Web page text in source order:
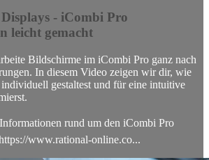
- iCombi Pro
leicht gemacht
Bildschirme im iCombi Pro ganz nach
In diesem Video zeigen wir dir, wie
gestaltest und für eine intuitive
rund um den iCombi Pro
www.rational-online.co...